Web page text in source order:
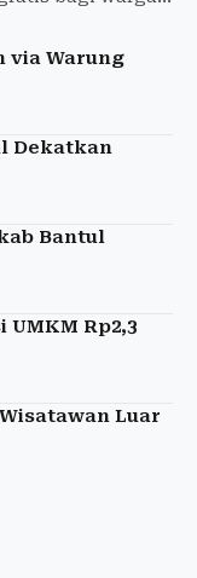
via Warung
Dekatkan
Bantul
UMKM Rp2,3
Luar